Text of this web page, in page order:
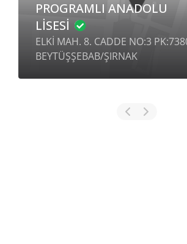
PROGRAMLI ANADOLU
LİSESİ
ELKİ MAH. 8. CADDE NO:3
BEYTÜŞŞEBAB/ŞIRNAK